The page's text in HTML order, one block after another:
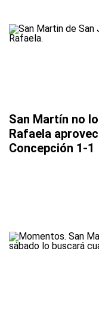
San Martín no
Rafaela
Concepción 1-1